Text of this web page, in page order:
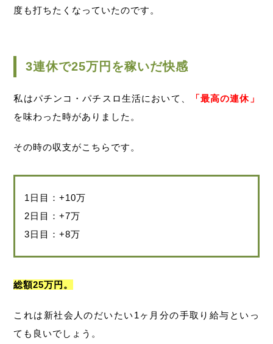
度も打ちたくなっていたのです。
3連休で25万円を稼いだ快感
私はパチンコ・パチスロ生活において、
「最高の連休」
を味わった時がありました。
その時の収支がこちらです。
1日目：+10万
2日目：+7万
3日目：+8万
総額25万円。
これは新社会人のだいたい1ヶ月分の手取り給与といっ
ても良いでしょう。